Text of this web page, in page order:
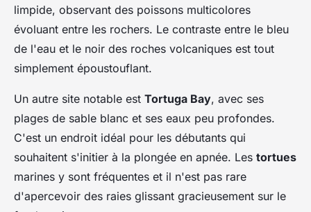
limpide, observant des poissons multicolores
évoluant entre les rochers. Le contraste entre le bleu
de l'eau et le noir des roches volcaniques est tout
simplement époustouflant.
Un autre site notable est Tortuga Bay, avec ses
plages de sable blanc et ses eaux peu profondes.
C'est un endroit idéal pour les débutants qui
souhaitent s'initier à la plongée en apnée. Les tortues
marines y sont fréquentes et il n'est pas rare
d'apercevoir des raies glissant gracieusement sur le